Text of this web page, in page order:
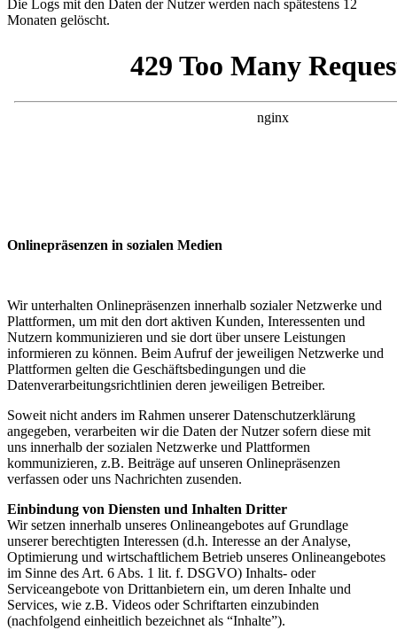
Die Logs mit den Daten der Nutzer werden nach spätestens 12
Monaten gelöscht.
Onlinepräsenzen in sozialen Medien
Wir unterhalten Onlinepräsenzen innerhalb sozialer Netzwerke und
Plattformen, um mit den dort aktiven Kunden, Interessenten und
Nutzern kommunizieren und sie dort über unsere Leistungen
informieren zu können. Beim Aufruf der jeweiligen Netzwerke und
Plattformen gelten die Geschäftsbedingungen und die
Datenverarbeitungsrichtlinien deren jeweiligen Betreiber.
Soweit nicht anders im Rahmen unserer Datenschutzerklärung
angegeben, verarbeiten wir die Daten der Nutzer sofern diese mit
uns innerhalb der sozialen Netzwerke und Plattformen
kommunizieren, z.B. Beiträge auf unseren Onlinepräsenzen
verfassen oder uns Nachrichten zusenden.
Einbindung von Diensten und Inhalten Dritter
Wir setzen innerhalb unseres Onlineangebotes auf Grundlage
unserer berechtigten Interessen (d.h. Interesse an der Analyse,
Optimierung und wirtschaftlichem Betrieb unseres Onlineangebotes
im Sinne des Art. 6 Abs. 1 lit. f. DSGVO) Inhalts- oder
Serviceangebote von Drittanbietern ein, um deren Inhalte und
Services, wie z.B. Videos oder Schriftarten einzubinden
(nachfolgend einheitlich bezeichnet als “Inhalte”).